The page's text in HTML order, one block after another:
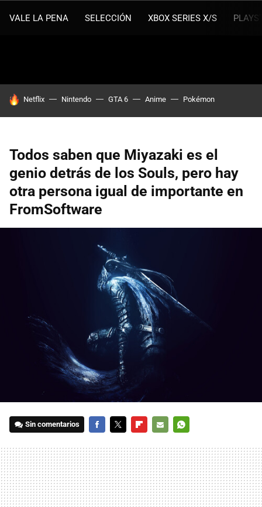
VALE LA PENA SELECCIÓN XBOX SERIES X/S
HOY SE HABLA DE
Netflix Nintendo GTA 6 Anime Pokémon
Todos saben que Miyazaki es el
genio detrás de los Souls, pero hay
otra persona igual de importante en
FromSoftware
Sin comentarios
MAIL